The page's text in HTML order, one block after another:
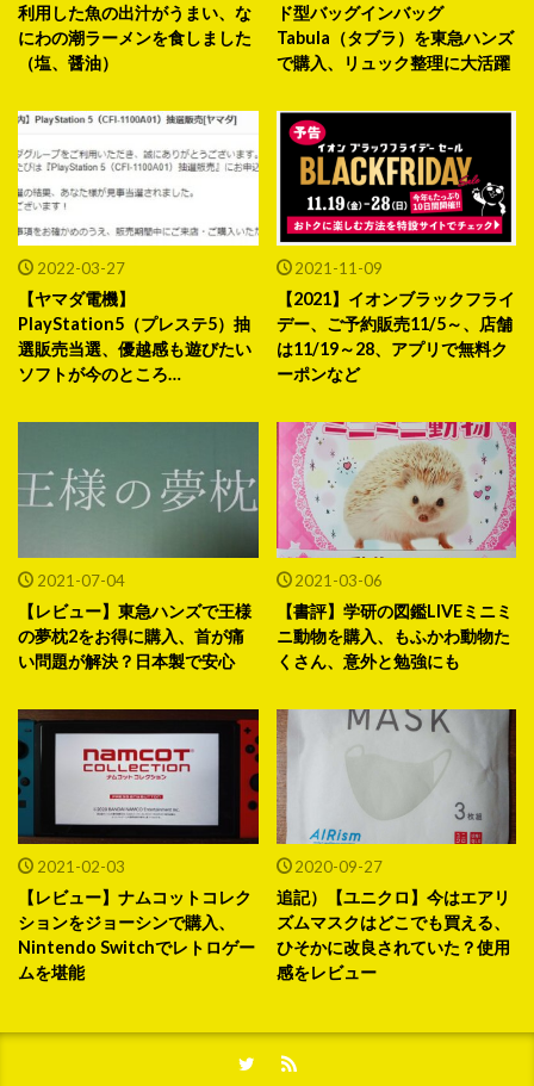
利用した魚の出汁がうまい、な
にわの潮ラーメンを食しました
（塩、醤油）
ド型バッグインバッグ
Tabula（タブラ）を東急ハンズ
で購入、リュック整理に大活躍
2022-03-27
【ヤマダ電機】
PlayStation5（プレステ5）抽
選販売当選、優越感も遊びたい
ソフトが今のところ…
2021-11-09
【2021】イオンブラックフライ
デー、ご予約販売11/5～、店舗
は11/19～28、アプリで無料ク
ーポンなど
2021-07-04
【レビュー】東急ハンズで王様
の夢枕2をお得に購入、首が痛
い問題が解決？日本製で安心
2021-03-06
【書評】学研の図鑑LIVEミニミ
ニ動物を購入、もふかわ動物た
くさん、意外と勉強にも
2021-02-03
【レビュー】ナムコットコレク
ションをジョーシンで購入、
Nintendo Switchでレトロゲー
ムを堪能
2020-09-27
追記）【ユニクロ】今はエアリ
ズムマスクはどこでも買える、
ひそかに改良されていた？使用
感をレビュー